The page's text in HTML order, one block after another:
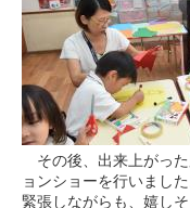
その後、出来上がっ
ョンショーを行いまし
緊張しながらも、嬉し